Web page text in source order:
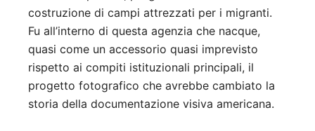
costruzione di campi attrezzati per i migranti.
Fu all’interno di questa agenzia che nacque,
quasi come un accessorio quasi imprevisto
rispetto ai compiti istituzionali principali, il
progetto fotografico che avrebbe cambiato la
storia della documentazione visiva americana.